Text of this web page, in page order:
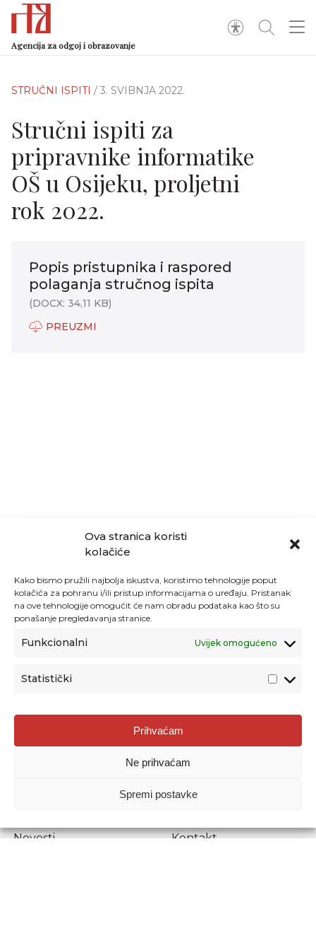
Ova stranica koristi
kolačiće
Kako bismo pružili najbolja iskustva, koristimo tehnologije poput
kolačića za pohranu i/ili pristup informacijama o uređaju. Pristanak
na ove tehnologije omogućit će nam obradu podataka kao što su
ponašanje pregledavanja stranice.
Funkcionalni Uvijek omogućeno
Statistički
Prihvaćam
Ne prihvaćam
Spremi postavke
Agencija za odgoj i obrazovanje
STRUČNI ISPITI / 3. SVIBNJA 2022.
Stručni ispiti za
pripravnike informatike
OŠ u Osijeku, proljetni
rok 2022.
Popis pristupnika i raspored
polaganja stručnog ispita
(DOCX: 34,11 KB)
PREUZMI
Agencija za odgoj i obrazovanje
Donje Svetice 38, 10000 Zagreb
1778129
Prenošenje sadržaja dopušteno je uz navođenje izvora.
Novosti
Kontakt